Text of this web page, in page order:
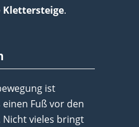
Klettersteige.
ist
Fuß vor den
Nicht vieles bringt